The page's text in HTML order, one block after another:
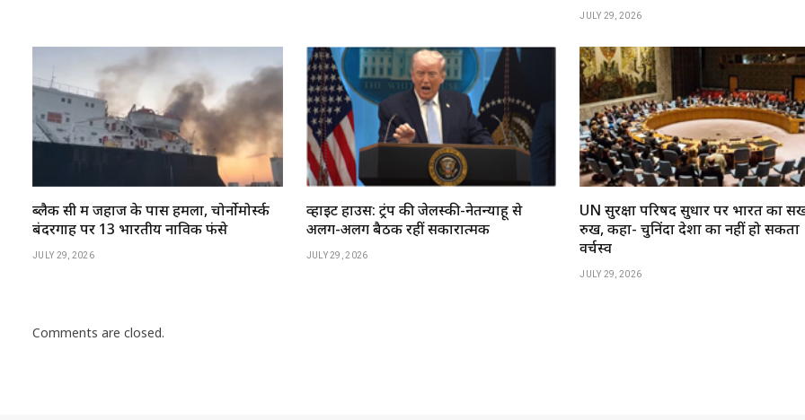
JULY 29, 2026
ब्लैक सी में जहाज के पास हमला, चोर्नोमोर्स्क
बंदरगाह पर 13 भारतीय नाविक फंसे
JULY 29, 2026
व्हाइट हाउस: ट्रंप की जेलेंस्की-नेतन्याहू से
अलग-अलग बैठकें रहीं सकारात्मक
JULY 29, 2026
UN सुरक्षा परिषद सुधार पर भारत का
रुख, कहा- चुनिंदा देशों का नहीं हो सकता
वर्चस्व
JULY 29, 2026
Comments are closed.